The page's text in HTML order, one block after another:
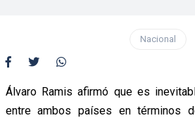
Nacional
Álvaro Ramis afirmó que es
entre ambos países en términos